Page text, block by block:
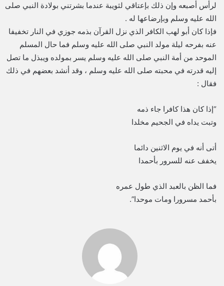
لرأس أصبعه وإن ذلك بإعتاقي لثويبة عندما بشرتني بولادة النبي صلى
الله عليه وسلم وبإرضاعها له .
فإذا كان أبو لهب الكافر الذي نزل القرآن بذمه جوزي في النار تخفيفا
عنه بفرحه ليلة مولد النبي صلى الله عليه وسلم فما حال المسلم
الموحد من أمة النبي صلى الله عليه وسلم يسر بمولده ويبذل ما تصل
إليه قدرته في محبته صلى الله عليه وسلم ، وقد أنشد بعضهم في ذلك
فقال :
“إذا كان هذا كافرا جاء ذمه
وتبت يداه في الجحيم مخلدا
أتى أنه في يوم الاثنين دائما
يخفف عنه للسرور بأحمدا
فما الظن بالعبد الذي طول عمره
بأحمد مسرورا ومات موحدا”.